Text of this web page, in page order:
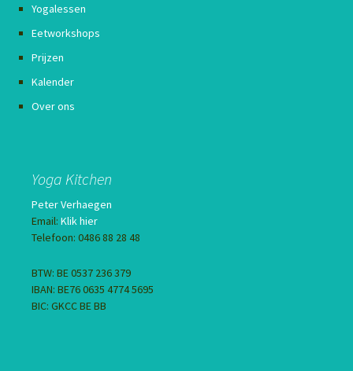
Yogalessen
Eetworkshops
Prijzen
Kalender
Over ons
Yoga Kitchen
Peter Verhaegen
Email: Klik hier
Telefoon: 0486 88 28 48
BTW: BE 0537 236 379
IBAN: BE76 0635 4774 5695
BIC: GKCC BE BB